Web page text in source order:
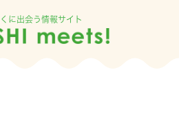
に出会う情報サイト